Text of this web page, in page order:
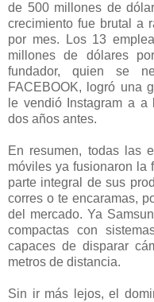
de 500 millones de
crecimiento fue brutal a
por mes. Los 13
millones de dólares
fundador, quien se
FACEBOOK, logró una
le vendió Instagram a
dos años antes.
En resumen, todas las
móviles ya fusionaron la
parte integral de sus
corres o te encaramas,
del mercado. Ya
compactas con
capaces de disparar
metros de distancia.
Sin ir más lejos, el